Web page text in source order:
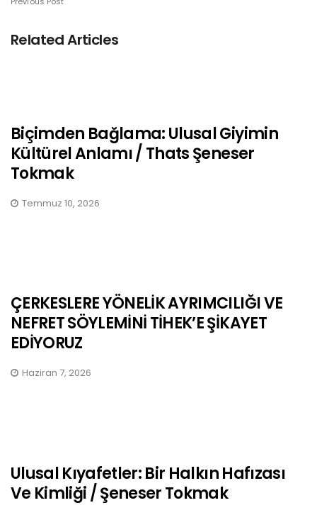
Related Articles
Biçimden Bağlama: Ulusal Giyimin
Kültürel Anlamı / Thats Şeneser
Tokmak
Temmuz 10, 2026
ÇERKESLERE YÖNELİK AYRIMCILIĞI VE
NEFRET SÖYLEMİNİ TİHEK’E ŞİKAYET
EDİYORUZ
Haziran 7, 2026
Ulusal Kıyafetler: Bir Halkın Hafızası
Ve Kimliği / Şeneser Tokmak